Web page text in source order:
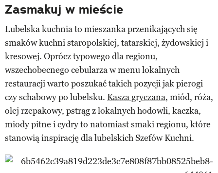
Zasmakuj w mieście
Lubelska kuchnia to mieszanka przenikających się
smaków kuchni staropolskiej, tatarskiej, żydowskiej i
kresowej. Oprócz typowego dla regionu,
wszechobecnego cebularza w menu lokalnych
restauracji warto poszukać takich pozycji jak pierogi
czy schabowy po lubelsku. Kasza gryczana, miód, róża,
olej rzepakowy, pstrąg z lokalnych hodowli, kaczka,
miody pitne i cydry to natomiast smaki regionu, które
stanowią inspirację dla lubelskich Szefów Kuchni.